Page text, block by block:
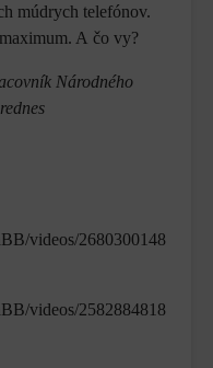
múdrych telefónov.
A čo vy?
Národného
videos/2680300148
videos/2582884818